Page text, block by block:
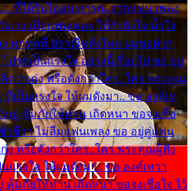
ที่ได้รับไออุ่น การุณ จากแฟน เพลง
เวง เมื่อแฟนเพลง ให้กำลังใจ น้ำใจ
ง ทุกทุกที่ ปราณีหลั่งไหล ผมขอฝาก
ปรดเป็นแรงใจ อย่างนี้เรื่อยไป ขอ อยู่
ดว่าเก่ง หรือดังกว่าใคร..ใคร พระคุณ
เป็นแรงใจ ให้ผมดังมา.. ขอ องค์เท
ญ่ คุ้มภัยให้ท่าน เถิดหนา ขอจงเชื่อ
ชั่วชีวา ไม่ลืมแฟนเพลง ขอ อยู่คู่แฟน
ก่ง หรือดังกว่าใคร..ใคร พระคุณผู้ฟัง
แรงใจ ให้ผมดังมา.. ขอ องค์เทวา
มภัยให้ท่าน เถิดหนา ขอจงเชื่อใจ ไว้